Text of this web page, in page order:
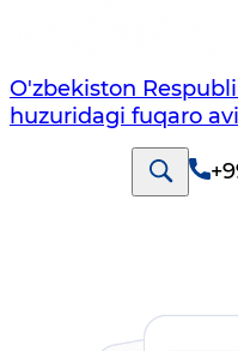
O'zbekiston
huzuridagi fuqaro